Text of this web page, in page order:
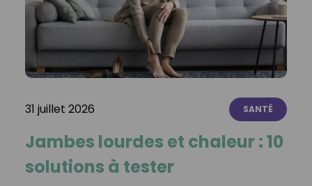
31 juillet 2026 SANTÉ
Jambes lourdes et chaleur : 10
solutions à tester